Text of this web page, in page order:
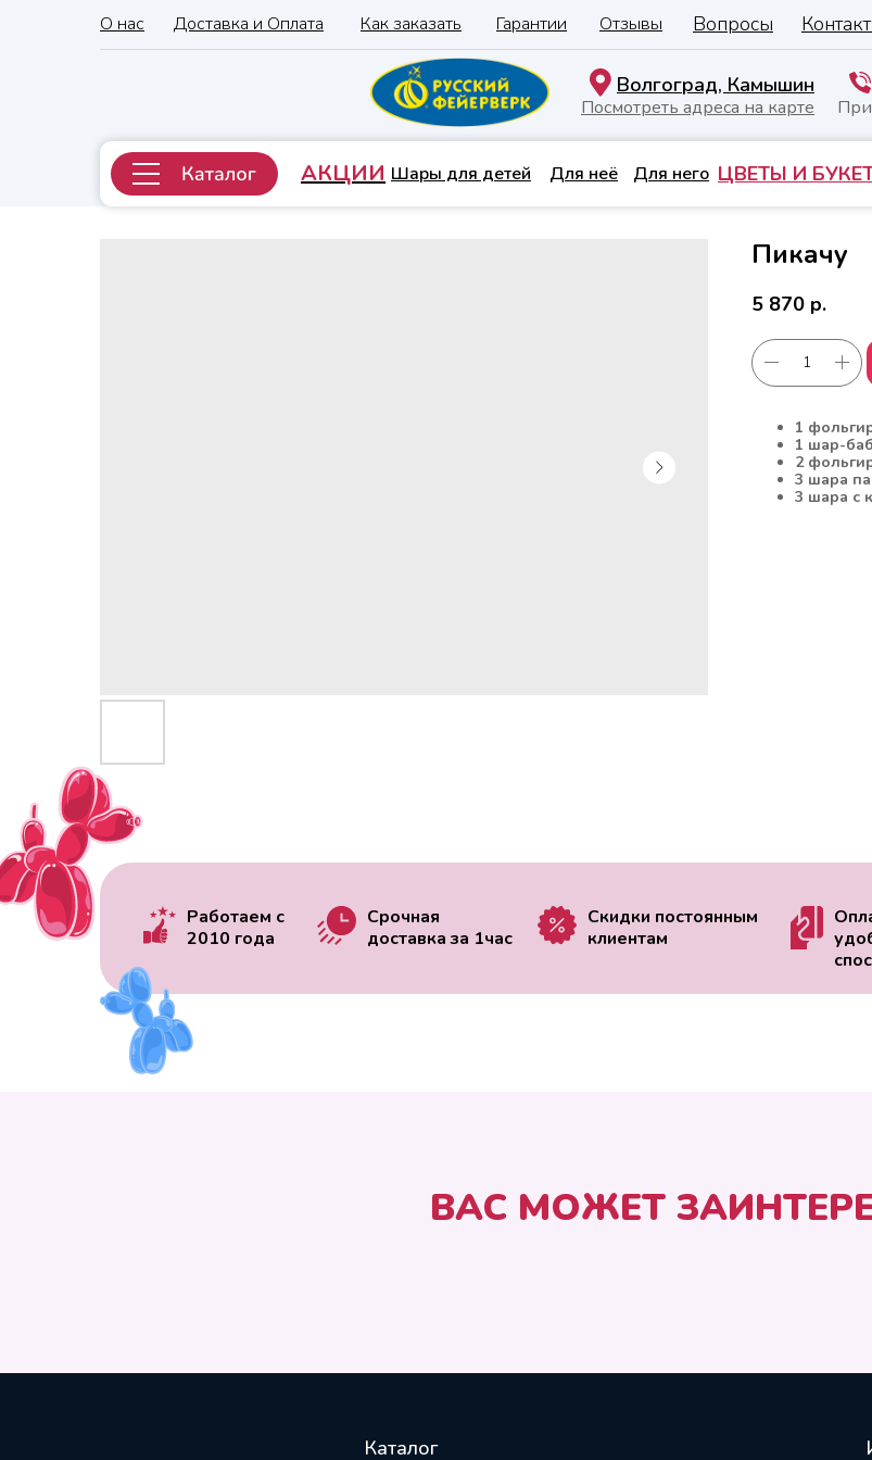
О нас Доставка и Оплата Как заказать Гарантии Отзывы Вопросы
Волгоград, Камышин
АКЦИИ Шары для детей Для неё ЦВЕТЫ И
Для него
Посмотреть адреса на карте
Пикачу
5 870 р.
1
1 шар-
2
3 шара
3 шара с
Работаем с
2010 года
Срочная
доставка за 1час
Скидки постоянным
клиентам
ВАС МОЖЕТ
Каталог